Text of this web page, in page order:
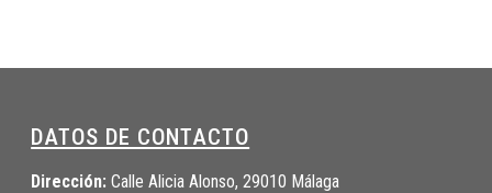
DATOS DE CONTACTO
Dirección: Calle Alicia Alonso, 29010 Málaga